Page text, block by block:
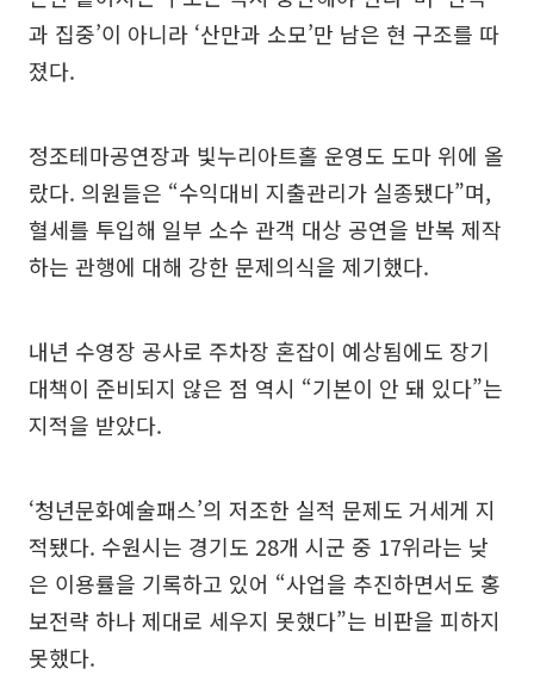
과 집중’이 아니라 ‘산만과 소모’만 남은 현 구조를 따
졌다.
정조테마공연장과 빛누리아트홀 운영도 도마 위에 올
랐다. 의원들은 “수익대비 지출관리가 실종됐다”며,
혈세를 투입해 일부 소수 관객 대상 공연을 반복 제작
하는 관행에 대해 강한 문제의식을 제기했다.
내년 수영장 공사로 주차장 혼잡이 예상됨에도 장기
대책이 준비되지 않은 점 역시 “기본이 안 돼 있다”는
지적을 받았다.
‘청년문화예술패스’의 저조한 실적 문제도 거세게 지
적됐다. 수원시는 경기도 28개 시군 중 17위라는 낮
은 이용률을 기록하고 있어 “사업을 추진하면서도 홍
보전략 하나 제대로 세우지 못했다”는 비판을 피하지
못했다.